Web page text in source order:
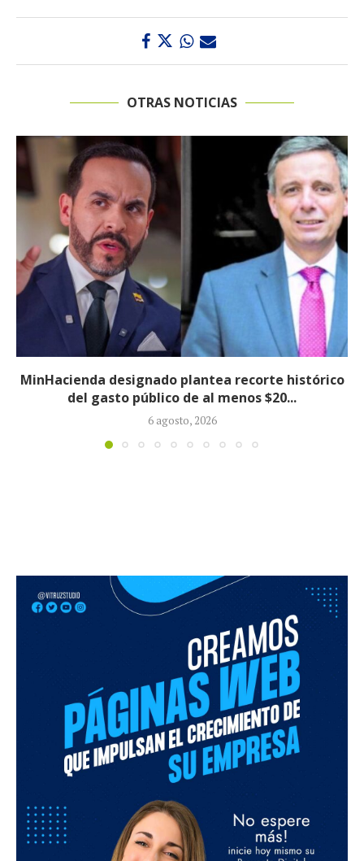
OTRAS NOTICIAS
Informe revela que grupos armados ilegales
crecieron 90 % durante la política...
5 agosto, 2026